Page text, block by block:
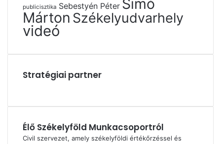
publicisztika Sebestyén Péter Simó
Márton Székelyudvarhely
videó
Stratégiai partner
Élő Székelyföld Munkacsoportról
Civil szervezet, amely székelyföldi értékőrzéssel és